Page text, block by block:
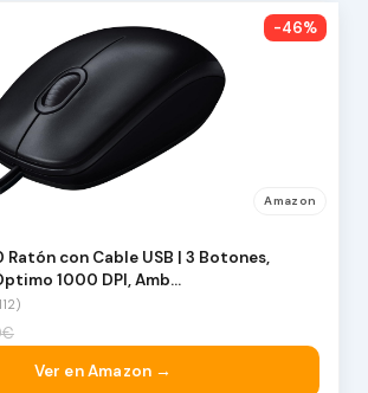
-46%
Amazon
con Cable USB | 3 Botones,
1000 DPI, Amb…
Ver en Amazon →